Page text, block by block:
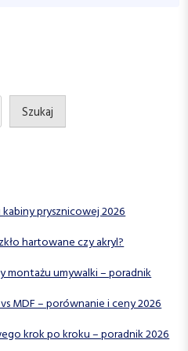
Szukaj
prysznicowej 2026
hartowane czy akryl?
montażu umywalki – poradnik
MDF – porównanie i ceny 2026
krok po kroku – poradnik 2026